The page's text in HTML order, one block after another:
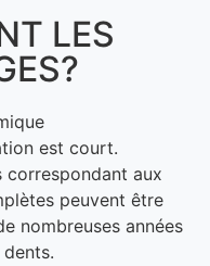
LES
est court.
correspondant aux
peuvent être
nombreuses années
dents.